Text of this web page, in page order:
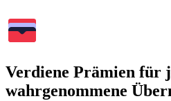
Verdiene Prämien für
wahrgenommene